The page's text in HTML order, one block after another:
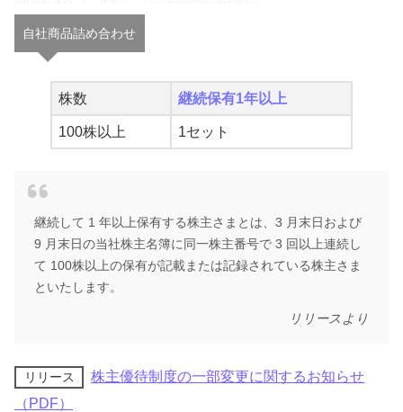
自社商品詰め合わせ
株数 継続保有1年以上
100株以上 1セット
継続して 1 年以上保有する株主さまとは、3 月末日および
9 月末日の当社株主名簿に同一株主番号で 3 回以上連続し
て 100株以上の保有が記載または記録されている株主さま
といたします。
リリースより
リリース
株主優待制度の一部変更に関するお知らせ
（PDF）